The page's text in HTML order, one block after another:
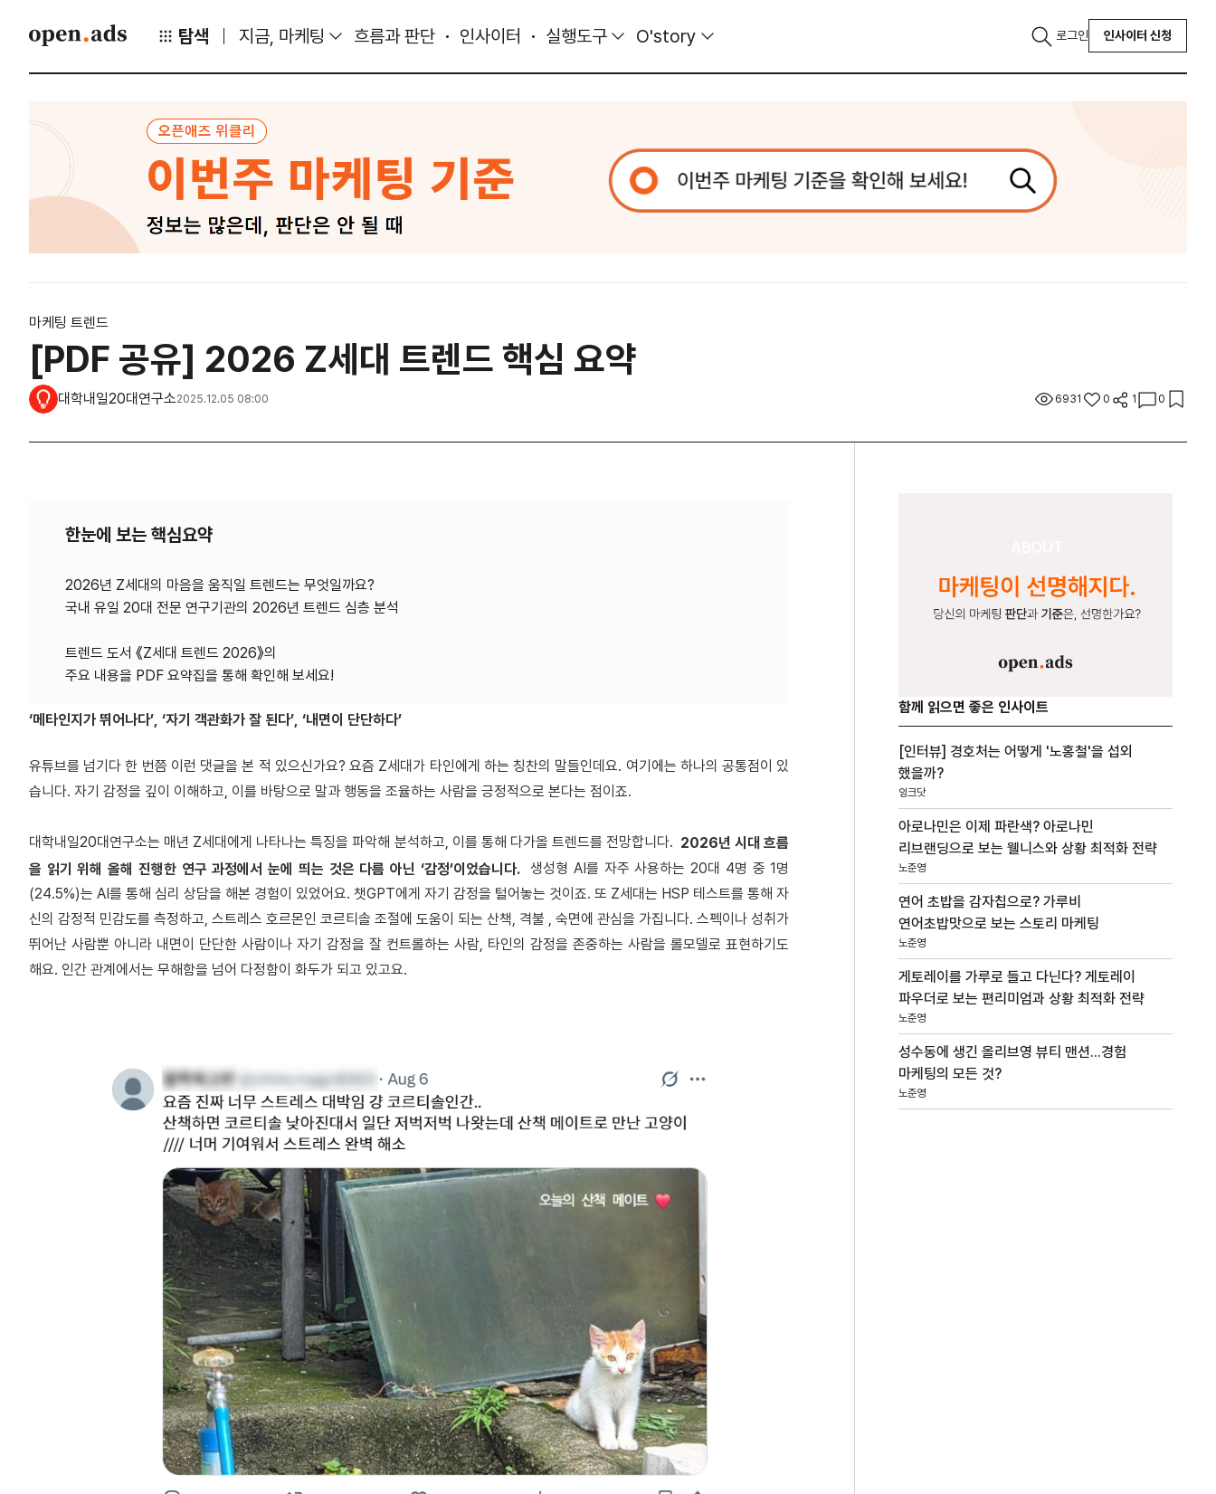
탐색 지금, 마케팅 흐름과 판단 인사이터 실행도구 O'story 로그인 인사이터 신청
마케팅 트렌드
[PDF 공유] 2026 Z세대 트렌드 핵심 요약
대학내일20대연구소2025.12.05 08:00 6931 0 1 0
한눈에 보는 핵심요약
2026년 Z세대의 마음을 움직일 트렌드는 무엇일까요?
국내 유일 20대 전문 연구기관의 2026년 트렌드 심층 분석
트렌드 도서 《Z세대 트렌드 2026》의
‘메타인지가 뛰어나다’, ‘자기 객관화가 잘 된다’, ‘내면이 단단하다’
유튜브를 넘기다 한 번쯤 이런 댓글을 본 적 있으신가요? 요즘 Z세대가 타인에게 하는 칭찬의 말들인데요. 여기에는 하나의 공통점이 있
습니다. 자기 감정을 깊이 이해하고, 이를 바탕으로 말과 행동을 조율하는 사람을 긍정적으로 본다는 점이죠.
대학내일20대연구소는 매년 Z세대에게 나타나는 특징을 파악해 분석하고, 이를 통해 다가올 트렌드를 전망합니다. 2026년 시대 흐름
을 읽기 위해 올해 진행한 연구 과정에서 눈에 띄는 것은 다름 아닌 ‘감정’이었습니다. 생성형 AI를 자주 사용하는 20대 4명 중 1명
(24.5%)는 AI를 통해 심리 상담을 해본 경험이 있었어요. 챗GPT에게 자기 감정을 털어놓는 것이죠. 또 Z세대는 HSP 테스트를 통해 자
신의 감정적 민감도를 측정하고, 스트레스 호르몬인 코르티솔 조절에 도움이 되는 산책, 격불 , 숙면에 관심을 가집니다. 스펙이나 성취가
뛰어난 사람뿐 아니라 내면이 단단한 사람이나 자기 감정을 잘 컨트롤하는 사람, 타인의 감정을 존중하는 사람을 롤모델로 표현하기도
해요. 인간 관계에서는 무해함을 넘어 다정함이 화두가 되고 있고요.
함께 읽으면 좋은 인사이트
[인터뷰] 경호처는 어떻게 '노홍철'을 섭외
했을까?
잉크닷
아로나민은 이제 파란색? 아로나민
리브랜딩으로 보는 웰니스와 상황 최적화 전략
노준영
연어 초밥을 감자칩으로? 가루비
연어초밥맛으로 보는 스토리 마케팅
노준영
게토레이를 가루로 들고 다닌다? 게토레이
파우더로 보는 편리미엄과 상황 최적화 전략
노준영
성수동에 생긴 올리브영 뷰티 맨션...경험
마케팅의 모든 것?
노준영